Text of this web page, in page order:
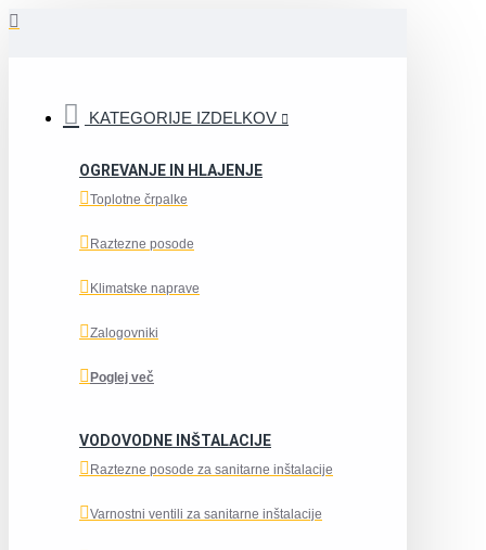
KATEGORIJE IZDELKOV
OGREVANJE IN HLAJENJE
Toplotne črpalke
Raztezne posode
Klimatske naprave
Zalogovniki
Poglej več
VODOVODNE INŠTALACIJE
Raztezne posode za sanitarne inštalacije
Varnostni ventili za sanitarne inštalacije